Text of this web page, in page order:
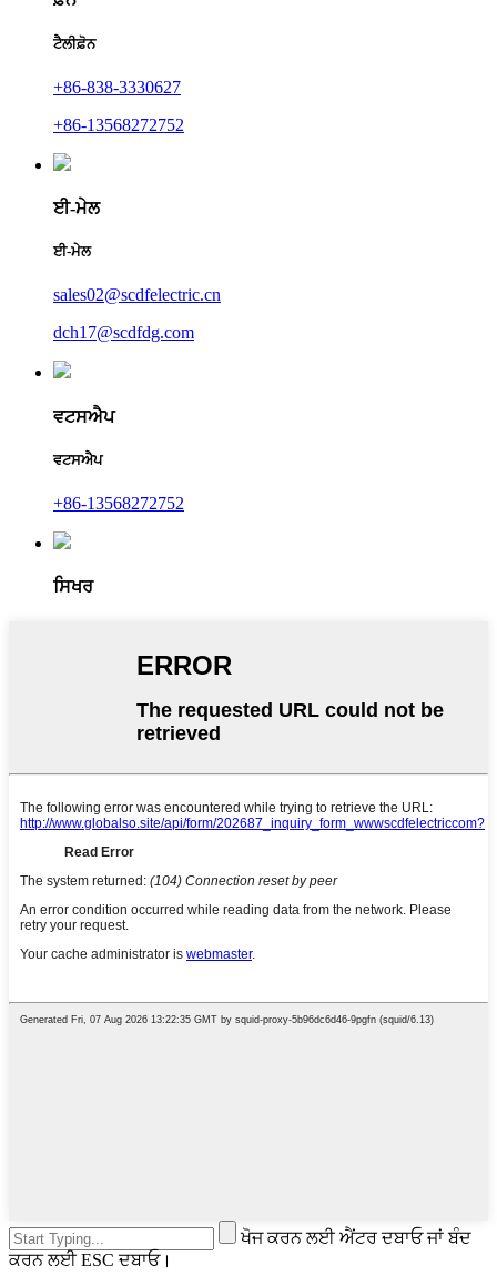
ਟੈਲੀਫ਼ੋਨ
+86-838-3330627
+86-13568272752
ਈ-ਮੇਲ
ਈ-ਮੇਲ
sales02@scdfelectric.cn
dch17@scdfdg.com
ਵਟਸਐਪ
ਵਟਸਐਪ
+86-13568272752
ਸਿਖਰ
ਖੋਜ ਕਰਨ ਲਈ ਐਂਟਰ ਦਬਾਓ ਜਾਂ ਬੰਦ
ਕਰਨ ਲਈ ESC ਦਬਾਓ।